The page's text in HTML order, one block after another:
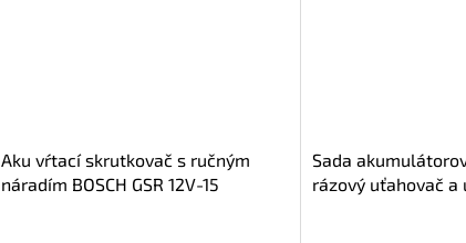
Aku vŕtací skrutkovač s ručným
náradím BOSCH GSR 12V-15
Sada
rázový uťahovač a